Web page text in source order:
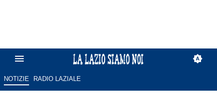
NOTIZIE RADIO LAZIALE